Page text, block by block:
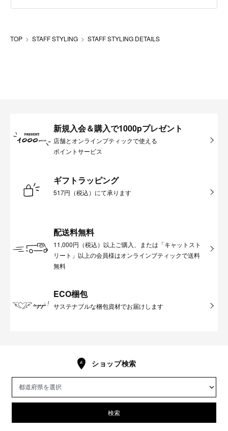
TOP STAFF STYLING STAFF STYLING DETAILS
新規入会＆購入で1000pプレゼント
店舗とオンラインブティックで使える
ポイントサービス
ギフトラッピング
517円（税込）にて承ります
配送料無料
11,000円（税込）以上ご購入、または「キャットスト
リート」以上の会員様はオンラインブティックで送料
無料
ECO梱包
サステナブルな梱包資材でお届けします
ショップ検索
検索